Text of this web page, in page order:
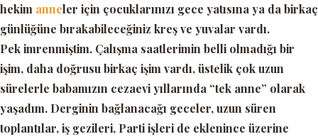
hekim anneler için çocuklarınızı gece yatısına ya da birkaç
günlüğüne bırakabileceğiniz kreş ve yuvalar vardı.
Pek imrenmiştim. Çalışma saatlerimin belli olmadığı bir
işim, daha doğrusu birkaç işim vardı, üstelik çok uzun
sürelerle babamızın cezaevi yıllarında “tek anne” olarak
yaşadım. Derginin bağlanacağı geceler, uzun süren
toplantılar, iş gezileri, Parti işleri de eklenince üzerine